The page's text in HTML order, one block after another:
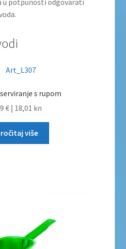
u potpunosti odgovarati
s rupom
€ | 18,01 kn
više